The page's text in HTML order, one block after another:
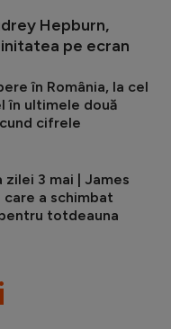
Hepburn,
pe ecran
în România, la cel
în ultimele două
cifrele
3 mai | James
a schimbat
totdeauna